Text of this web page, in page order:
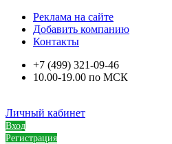
Реклама на сайте
Добавить компанию
Контакты
+7 (499) 321-09-46
10.00-19.00 по МСК
Личный кабинет
Вход
Регистрация